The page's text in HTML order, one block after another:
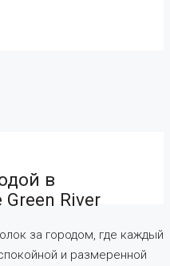
в
River
за городом, где каждый
и размеренной